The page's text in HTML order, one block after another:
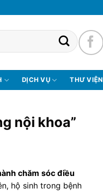
DỊCH VỤ THƯ VIỆN
nội khoa”
chăm sóc điều
hộ sinh trong bệnh